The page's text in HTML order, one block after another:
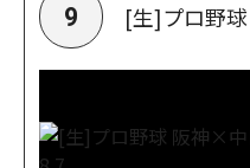
9 [生]プロ野